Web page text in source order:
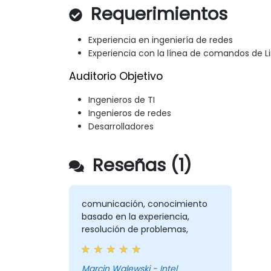
Requerimientos
Experiencia en ingeniería de redes
Experiencia con la línea de comandos de
Auditorio Objetivo
Ingenieros de TI
Ingenieros de redes
Desarrolladores
Reseñas (1)
comunicación, conocimiento
basado en la experiencia,
resolución de problemas,